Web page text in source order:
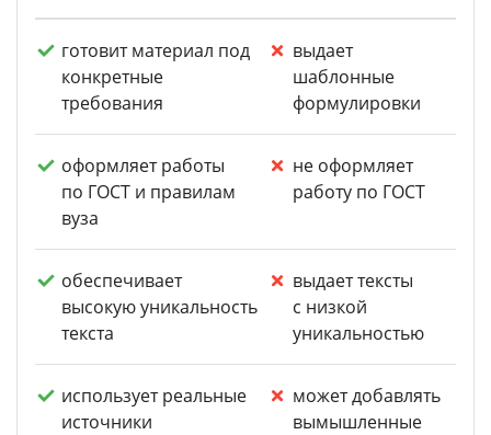
готовит материал под
конкретные
требования
выдает
шаблонные
формулировки
оформляет работы
по ГОСТ и правилам
вуза
не оформляет
работу по ГОСТ
обеспечивает
высокую уникальность
текста
выдает тексты
с низкой
уникальностью
использует реальные
источники
может добавлять
вымышленные